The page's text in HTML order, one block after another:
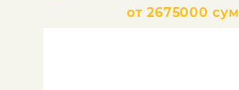
от 2675000 сум